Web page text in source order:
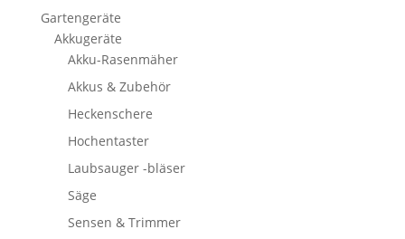
Gartengeräte
Akkugeräte
Akku-Rasenmäher
Akkus & Zubehör
Heckenschere
Hochentaster
Laubsauger -bläser
Säge
Sensen & Trimmer